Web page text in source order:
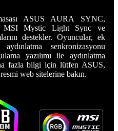
ASUS AURA SYNC,
MSI Mystic Light Sync ve
destekler. Oyuncular, ek
senkronizasyonu
yazılımı ile aydınlatma
fazla bilgi için lütfen ASUS,
web sitelerine bakın.